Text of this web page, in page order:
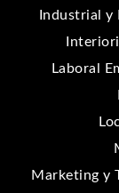
Industrial y
Laboral
Marketing y